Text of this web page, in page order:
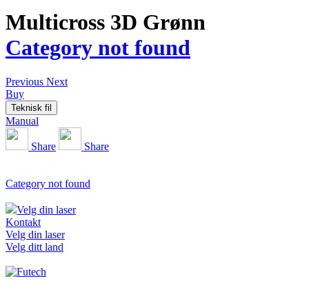
Multicross 3D Grønn
Category not found
Previous Next
Buy
Teknisk fil
Manual
Share Share
Category not found
Velg din laser
Kontakt
Velg din laser
Velg ditt land